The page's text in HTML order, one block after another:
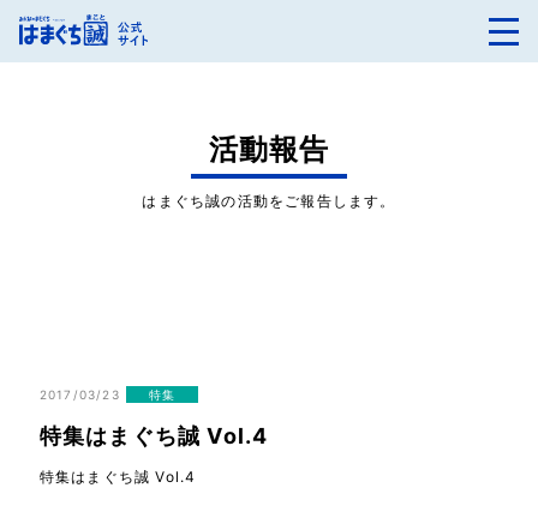
活動報告
はまぐち誠の活動をご報告します。
2017/03/23 特集
特集はまぐち誠 Vol.4
特集はまぐち誠 Vol.4